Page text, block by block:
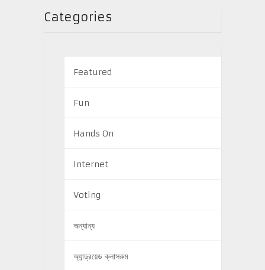
Categories
Featured
Fun
Hands On
Internet
Voting
অন্যান্য
অ্যান্ড্রয়েড ক্লাসরুম